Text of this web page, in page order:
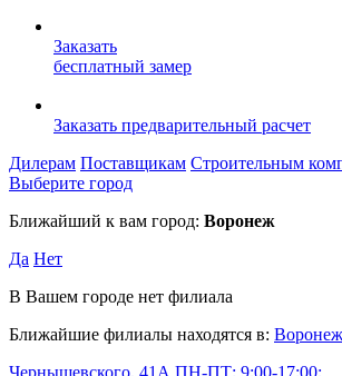
Заказать
бесплатный замер
Заказать предварительный расчет
Дилерам Поставщикам Строительным
Выберите город
Ближайший к вам город: Воронеж
Да Нет
В Вашем городе нет филиала
Ближайшие филиалы находятся в: Воронеж
Чернышевского, 41А ПН-ПТ: 9:00-17:00;